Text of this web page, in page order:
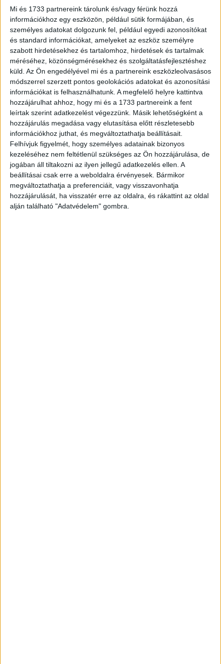
Mi és 1733 partnereink tárolunk és/vagy férünk hozzá
információkhoz egy eszközön, például sütik formájában, és
személyes adatokat dolgozunk fel, például egyedi azonosítókat
és standard információkat, amelyeket az eszköz személyre
szabott hirdetésekhez és tartalomhoz, hirdetések és tartalmak
méréséhez, közönségmérésekhez és szolgáltatásfejlesztéshez
küld. Az Ön engedélyével mi és a partnereink eszközleolvasásos
módszerrel szerzett pontos geolokációs adatokat és azonosítási
információkat is felhasználhatunk. A megfelelő helyre kattintva
hozzájárulhat ahhoz, hogy mi és a 1733 partnereink a fent
leírtak szerint adatkezelést végezzünk. Másik lehetőségként a
hozzájárulás megadása vagy elutasítása előtt részletesebb
információkhoz juthat, és megváltoztathatja beállításait.
Felhívjuk figyelmét, hogy személyes adatainak bizonyos
kezeléséhez nem feltétlenül szükséges az Ön hozzájárulása, de
jogában áll tiltakozni az ilyen jellegű adatkezelés ellen. A
beállításai csak erre a weboldalra érvényesek. Bármikor
megváltoztathatja a preferenciáit, vagy visszavonhatja
hozzájárulását, ha visszatér erre az oldalra, és rákattint az oldal
alján található "Adatvédelem" gombra.
marketinges Top 50 esetén.
A legsikeresebb marketingszakemberek köre tehát
messze nem azonos a legnagyobb büdzsé felett őrködő
marketingvezetőkével, ami tulajdonképpen jó hír. Jól
jellemzi ezt, ha megnézzük, hogy az elmúlt évben mely
cégek számítottak a legnagyobb reklámköltőnek. Ez
alapján a 25 legnagyobb büdzséjű társaság közül
mindössze tíz olyat találunk, amelyet valaki képvisel a
mostani Top 50-ben. Ráadásul a vállalatok költésének a
nagysága és az ott dolgozó szakemberek listás
helyezése között nincs az égvilágon semmilyen
kapcsolat.
Jövés-menés
Megint csak érdemes visszautalni a médiás Top 50-re,